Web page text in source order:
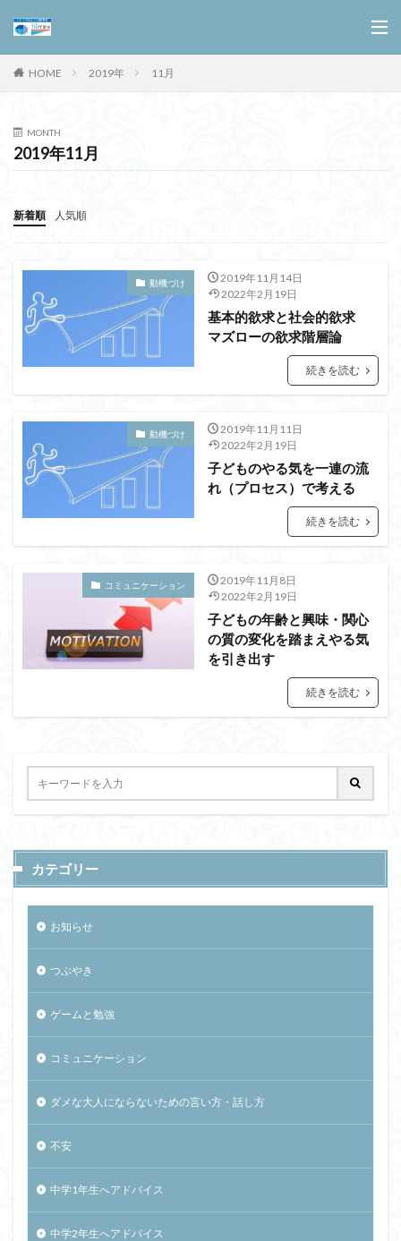
HOME 2019年 11月
MONTH
2019年11月
新着順 人気順
動機づけ
2019年11月14日
2022年2月19日
基本的欲求と社会的欲求
マズローの欲求階層論
続きを読む
動機づけ
2019年11月11日
2022年2月19日
子どものやる気を一連の流
れ（プロセス）で考える
続きを読む
コミュニケーション
2019年11月8日
2022年2月19日
子どもの年齢と興味・関心
の質の変化を踏まえやる気
を引き出す
続きを読む
カテゴリー
お知らせ
つぶやき
ゲームと勉強
コミュニケーション
ダメな大人にならないための言い方・話し方
不安
中学1年生へアドバイス
中学2年生へアドバイス